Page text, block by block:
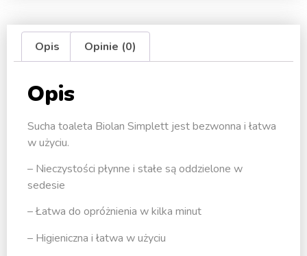
Opis Opinie (0)
Opis
Sucha toaleta Biolan Simplett jest bezwonna i łatwa
w użyciu.
– Nieczystości płynne i stałe są oddzielone w
sedesie
– Łatwa do opróżnienia w kilka minut
– Higieniczna i łatwa w użyciu